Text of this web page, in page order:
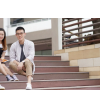
。
抗体的测试结果呈现阴性
及购买课程指定之教科书
定要求，本学院有权取消
项目只是课程重点内容，